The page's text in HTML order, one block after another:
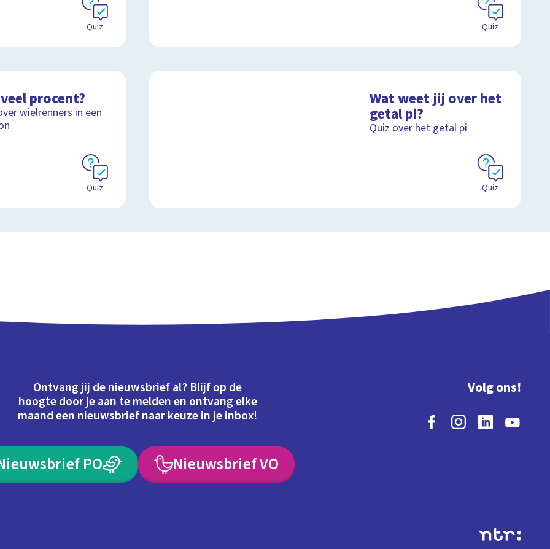
Quiz Quiz
procent?
wielrenners in een
Quiz
Wat weet jij over het
getal pi?
Quiz over het getal pi
Quiz
Ontvang jij de nieuwsbrief al? Blijf op de
hoogte door je aan te melden en ontvang elke
maand een nieuwsbrief naar keuze in je inbox!
PO Nieuwsbrief VO
Volg ons!